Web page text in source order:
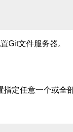
Git文件服务器。
定任意一个或全